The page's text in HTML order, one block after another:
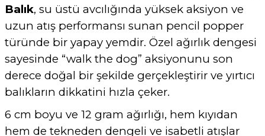
Balık, su üstü avcılığında yüksek aksiyon ve
uzun atış performansı sunan pencil popper
türünde bir yapay yemdir. Özel ağırlık dengesi
sayesinde “walk the dog” aksiyonunu son
derece doğal bir şekilde gerçekleştirir ve yırtıcı
balıkların dikkatini hızla çeker.
6 cm boyu ve 12 gram ağırlığı, hem kıyıdan
hem de tekneden dengeli ve isabetli atışlar